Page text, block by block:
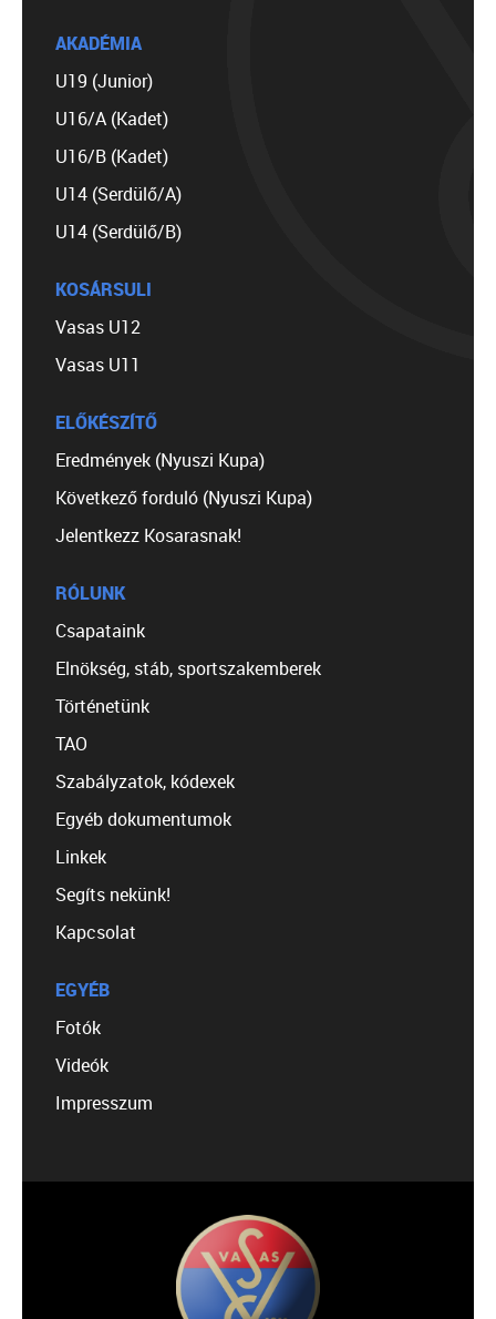
AKADÉMIA
U19 (Junior)
U16/A (Kadet)
U16/B (Kadet)
U14 (Serdülő/A)
U14 (Serdülő/B)
KOSÁRSULI
Vasas U12
Vasas U11
ELŐKÉSZÍTŐ
Eredmények (Nyuszi Kupa)
Következő forduló (Nyuszi Kupa)
Jelentkezz Kosarasnak!
RÓLUNK
Csapataink
Elnökség, stáb, sportszakemberek
Történetünk
TAO
Szabályzatok, kódexek
Egyéb dokumentumok
Linkek
Segíts nekünk!
Kapcsolat
EGYÉB
Fotók
Videók
Impresszum